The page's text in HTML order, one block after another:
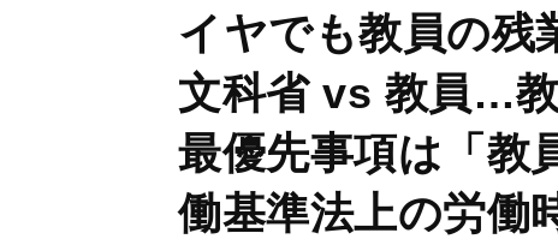
イヤでも教員の残
文科省 vs 教員…
最優先事項は「教
働基準法上の労働